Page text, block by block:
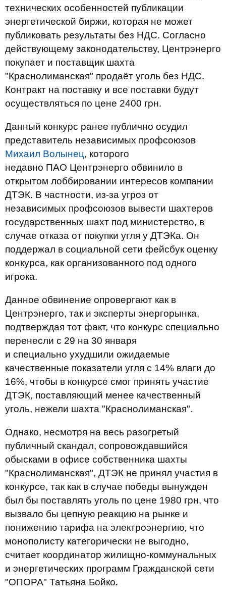
технических особенностей публикации
энергетической биржи, которая не может
публиковать результаты без НДС. Согласно
действующему законодательству, Центрэнерго
покупает и поставщик шахта
"Краснолиманская" продаёт уголь без НДС.
Контракт на поставку и все поставки будут
осуществляться по цене 2400 грн.
Данный конкурс ранее публично осудил
представитель независимых профсоюзов
Михаил Волынец, которого
недавно ПАО Центрэнерго обвинило в
открытом лоббировании интересов компании
ДТЭК. В частности, из-за угроз от
независимых профсоюзов вывести шахтеров
государственных шахт под министерство, в
случае отказа от покупки угля у ДТЭКа. Он
поддержал в социальной сети фейсбук оценку
конкурса, как организованного под одного
игрока.
Данное обвинение опровергают как в
Центрэнерго, так и эксперты энергорынка,
подтверждая тот факт, что конкурс специально
перенесли с 29 на 30 января
и специально ухудшили ожидаемые
качественные показатели угля с 14% влаги до
16%, чтобы в конкурсе смог принять участие
ДТЭК, поставляющий менее качественный
уголь, нежели шахта "Краснолиманская".
Однако, несмотря на весь разогретый
публичный скандал, сопровождавшийся
обысками в офисе собственника шахты
"Краснолиманская", ДТЭК не принял участия в
конкурсе, так как в случае победы вынужден
был бы поставлять уголь по цене 1980 грн, что
вызвало бы цепную реакцию на рынке и
понижению тарифа на электроэнергию, что
монополисту категорически не выгодно,
считает координатор жилищно-коммунальных
и энергетических программ Гражданской сети
"ОПОРА" Татьяна Бойко.